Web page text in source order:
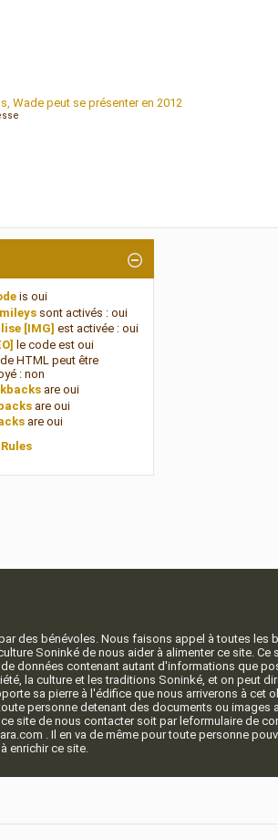
Wade peut se présenter en 2012
is oui
sont activés : oui
[IMG] est activée : oui
le code est oui
HTML peut être
:non
are oui
are oui
are oui
des bénévoles. Nous faisons appel à toutes les
Soninké de nous aider à alimenter ce site. Ce
données contenant autant d'informations que
la culture et les traditions Soninké, et on peut
sa pierre à l'édifice que nous arriverons à cet
personne detenant des documents ou images
site de nous contacter soit par leformulaire de
. Il en va de même pour toute personne
enrichir ce site.